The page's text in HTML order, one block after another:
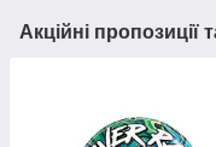
Акційні пропозиції